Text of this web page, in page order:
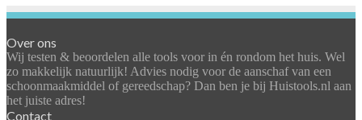
Over ons
Wij testen & beoordelen alle tools voor in én rondom het huis. Wel
zo makkelijk natuurlijk! Advies nodig voor de aanschaf van een
schoonmaakmiddel of gereedschap? Dan ben je bij Huistools.nl aan
het juiste adres!
Contact